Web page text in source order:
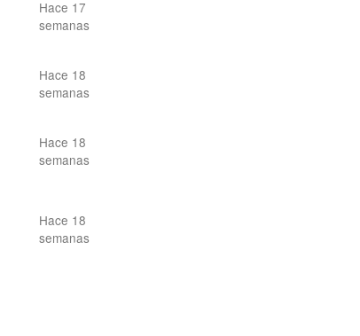
Hace 17
semanas
Hace 18
semanas
Hace 18
semanas
Hace 18
semanas